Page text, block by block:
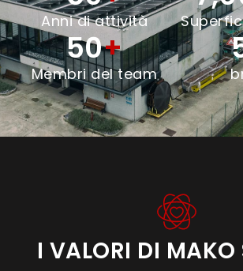
Anni di attività
Membri del team
50+
I VALORI DI MAKO